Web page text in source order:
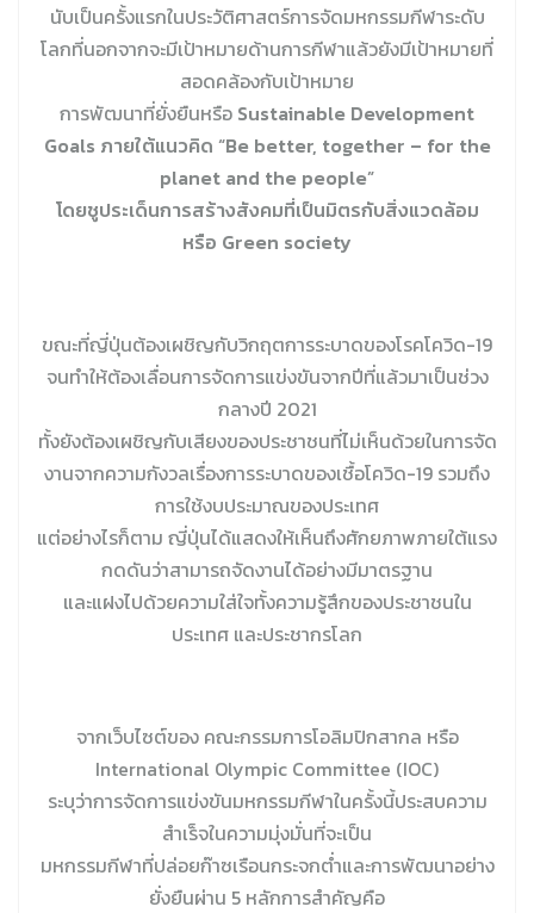
นับเป็นครั้งแรกในประวัติศาสตร์การจัดมหกรรมกีฬาระดับ
โลกที่นอกจากจะมีเป้าหมายด้านการกีฬาแล้วยังมีเป้าหมายที่
สอดคล้องกับเป้าหมาย
การพัฒนาที่ยั่งยืนหรือ Sustainable Development
Goals ภายใต้แนวคิด “Be better, together – for the
planet and the people”
โดยชูประเด็นการสร้างสังคมที่เป็นมิตรกับสิ่งแวดล้อม
หรือ Green society
ขณะที่ญี่ปุ่นต้องเผชิญกับวิกฤตการระบาดของโรคโควิด-19
จนทำให้ต้องเลื่อนการจัดการแข่งขันจากปีที่แล้วมาเป็นช่วง
กลางปี 2021
ทั้งยังต้องเผชิญกับเสียงของประชาชนที่ไม่เห็นด้วยในการจัด
งานจากความกังวลเรื่องการระบาดของเชื้อโควิด-19 รวมถึง
การใช้งบประมาณของประเทศ
แต่อย่างไรก็ตาม ญี่ปุ่นได้แสดงให้เห็นถึงศักยภาพภายใต้แรง
กดดันว่าสามารถจัดงานได้อย่างมีมาตรฐาน
และแฝงไปด้วยความใส่ใจทั้งความรู้สึกของประชาชนใน
ประเทศ และประชากรโลก
จากเว็บไซต์ของ คณะกรรมการโอลิมปิกสากล หรือ
International Olympic Committee (IOC)
ระบุว่าการจัดการแข่งขันมหกรรมกีฬาในครั้งนี้ประสบความ
สำเร็จในความมุ่งมั่นที่จะเป็น
มหกรรมกีฬาที่ปล่อยก๊าซเรือนกระจกต่ำและการพัฒนาอย่าง
ยั่งยืนผ่าน 5 หลักการสำคัญคือ